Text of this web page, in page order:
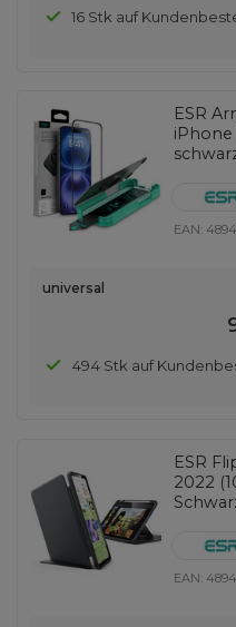
16 Stk auf
ESR
EAN:
universal
494 Stk auf
ESR
2022
EAN: